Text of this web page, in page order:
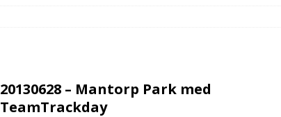
20130628 – Mantorp Park med
TeamTrackday